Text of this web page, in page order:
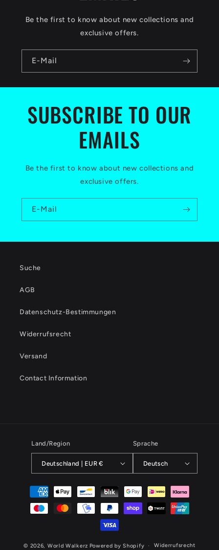
Be the first to know about new collections and
exclusive offers.
E-Mail
SUBSCRIBE TO OUR
EMAILS
Be the first to know about new collections and
exclusive offers.
E-Mail
Suche
AGB
Datenschutz-Bestimmungen
Widerrufsrecht
Versand
Contact Information
Land/Region
Deutschland | EUR €
Sprache
Deutsch
Zahlungsmethoden
© 2026, World Walkerz Powered by Shopify Widerrufsrecht